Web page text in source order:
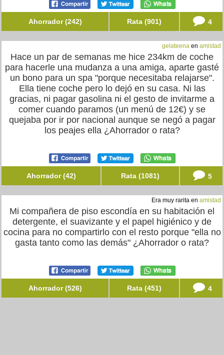
Ahorrador (242) Rata (901) 4
gelateena en amistad
Hace un par de semanas me hice 234km de coche
para hacerle una mudanza a una amiga, aparte gasté
un bono para un spa "porque necesitaba relajarse".
Ella tiene coche pero lo dejó en su casa. Ni las
gracias, ni pagar gasolina ni el gesto de invitarme a
comer cuando paramos (un menú de 12€) y se
quejaba por ir por nacional aunque se negó a pagar
los peajes ella ¿Ahorrador o rata?
Ahorrador (42) Rata (1081) 5
Era muy rarita en amistad
Mi compañera de piso escondía en su habitación el
detergente, el suavizante y el papel higiénico y de
cocina para no compartirlo con el resto porque "ella no
gasta tanto como las demás" ¿Ahorrador o rata?
Ahorrador (526) Rata (451) 4